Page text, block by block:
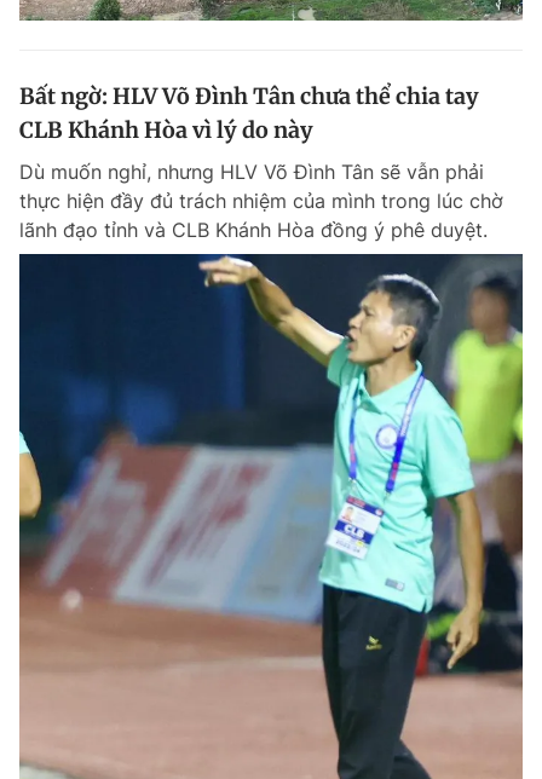
Bất ngờ: HLV Võ Đình Tân chưa thể chia tay
CLB Khánh Hòa vì lý do này
Dù muốn nghỉ, nhưng HLV Võ Đình Tân sẽ vẫn phải
thực hiện đầy đủ trách nhiệm của mình trong lúc chờ
lãnh đạo tỉnh và CLB Khánh Hòa đồng ý phê duyệt.